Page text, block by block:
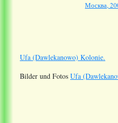
Москва,
Ufa (Dawlekanowo) Kolonie.
Bilder und Fotos Ufa